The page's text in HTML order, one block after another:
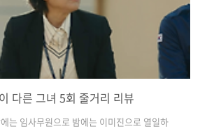
다른 그녀 5회 줄거리 리뷰
는 임사무원으로 밤에는 이미진으로 열일하